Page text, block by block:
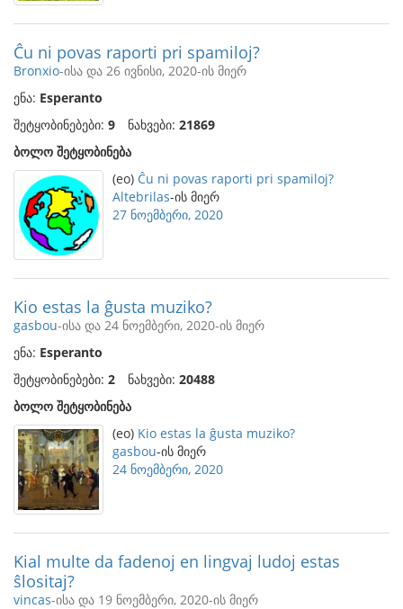
Ĉu ni povas raporti pri spamiloj?
Bronxio-ისა და 26 ივნისი, 2020-ის მიერ
ენა: Esperanto
შეტყობინებები: 9 ნახვები: 21869
ბოლო შეტყობინება
(eo) Ĉu ni povas raporti pri spamiloj?
Altebrilas-ის მიერ
27 ნოემბერი, 2020
Kio estas la ĝusta muziko?
gasbou-ისა და 24 ნოემბერი, 2020-ის მიერ
ენა: Esperanto
შეტყობინებები: 2 ნახვები: 20488
ბოლო შეტყობინება
(eo) Kio estas la ĝusta muziko?
gasbou-ის მიერ
24 ნოემბერი, 2020
Kial multe da fadenoj en lingvaj ludoj estas
ŝlositaj?
vincas-ისა და 19 ნოემბერი, 2020-ის მიერ